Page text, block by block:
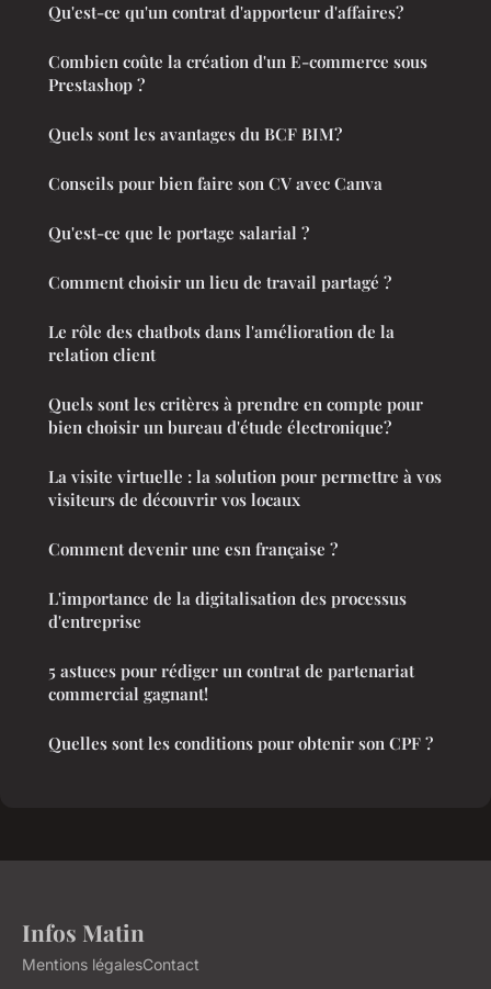
Qu'est-ce qu'un contrat d'apporteur d'affaires?
Combien coûte la création d'un E-commerce sous
Prestashop ?
Quels sont les avantages du BCF BIM?
Conseils pour bien faire son CV avec Canva
Qu'est-ce que le portage salarial ?
Comment choisir un lieu de travail partagé ?
Le rôle des chatbots dans l'amélioration de la
relation client
Quels sont les critères à prendre en compte pour
bien choisir un bureau d'étude électronique?
La visite virtuelle : la solution pour permettre à vos
visiteurs de découvrir vos locaux
Comment devenir une esn française ?
L'importance de la digitalisation des processus
d'entreprise
5 astuces pour rédiger un contrat de partenariat
commercial gagnant!
Quelles sont les conditions pour obtenir son CPF ?
Infos Matin
Mentions légalesContact